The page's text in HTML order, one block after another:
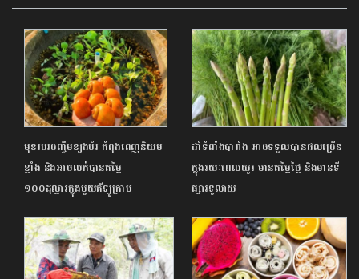
មុខរបរចញ្ចឹមខ្យងប័រ កំពុងពេញនិយម
ខ្លាំង និងអាចលក់បានតម្លៃ
១០០ដុល្លារក្នុងមួយគីឡូក្រាម
ដាំទំពាំងបារាំង អាចទទួលបានផលច្រើន
ក្នុងរយៈពេលយូរ មានតម្លៃថ្លៃ និងមានទី
ផ្សារទូលាយ